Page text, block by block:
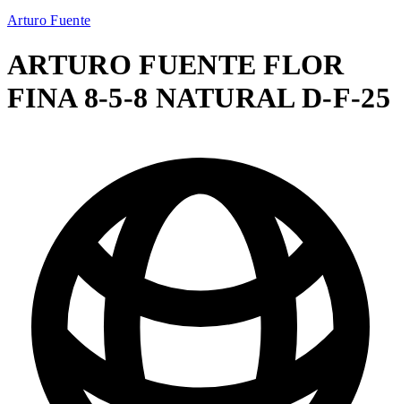
Arturo Fuente
ARTURO FUENTE FLOR
FINA 8-5-8 NATURAL D-F-25